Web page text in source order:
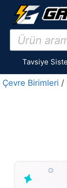
İçeriğe
Products
search
Tavsiye
Çevre Birimleri /